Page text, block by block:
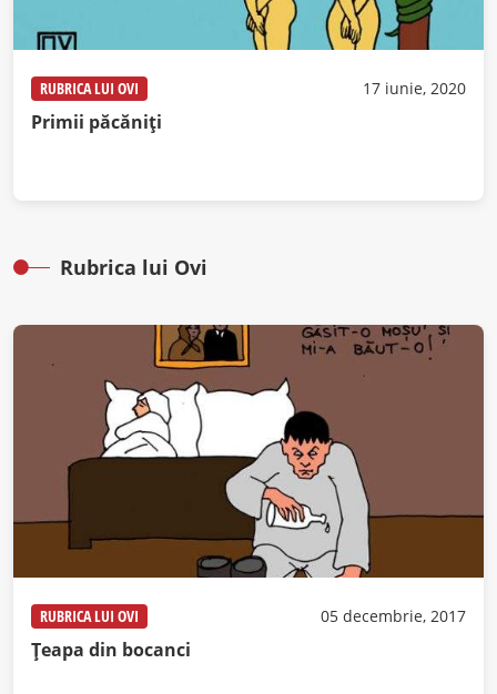
RUBRICA LUI OVI 17 iunie, 2020
Primii păcăniți
Rubrica lui Ovi
RUBRICA LUI OVI 05 decembrie, 2017
Țeapa din bocanci